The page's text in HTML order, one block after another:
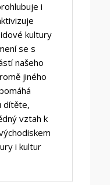
i
kultury
se s
našeho
jiného
dítěte,
vztah k
i kultur